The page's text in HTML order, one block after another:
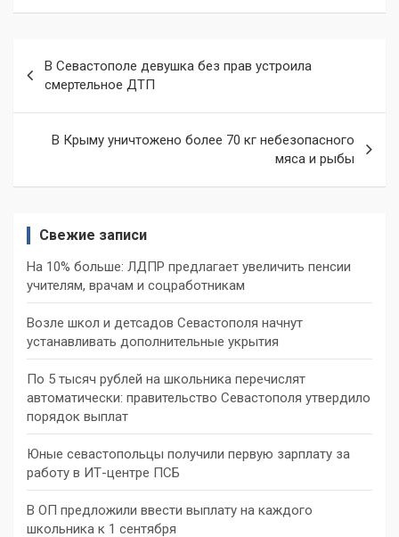
по
записям
В Севастополе девушка без прав устроила
смертельное ДТП
В Крыму уничтожено более 70 кг небезопасного
мяса и рыбы
Свежие записи
На 10% больше: ЛДПР предлагает увеличить пенсии
учителям, врачам и соцработникам
Возле школ и детсадов Севастополя начнут
устанавливать дополнительные укрытия
По 5 тысяч рублей на школьника перечислят
автоматически: правительство Севастополя утвердило
порядок выплат
Юные севастопольцы получили первую зарплату за
работу в ИТ-центре ПСБ
В ОП предложили ввести выплату на каждого
школьника к 1 сентября